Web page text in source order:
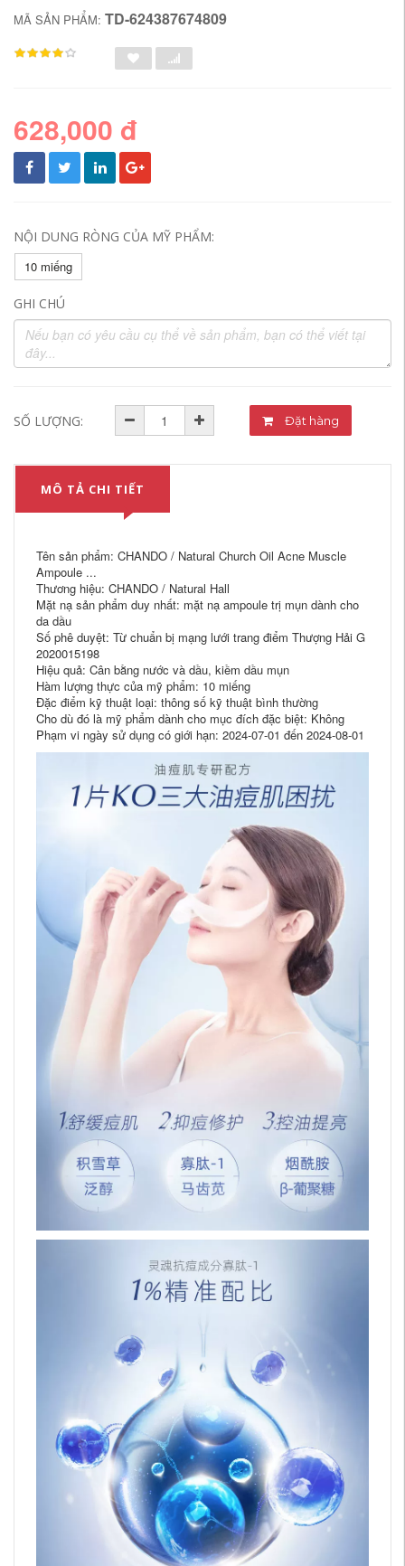
MÃ SẢN PHẨM: TD-624387674809
628,000 đ
NỘI DUNG RÒNG CỦA MỸ PHẨM:
10 miếng
GHI CHÚ
SỐ LƯỢNG: Đặt hàng
MÔ TẢ CHI TIẾT
Tên sản phẩm: CHANDO / Natural Church Oil Acne Muscle
Ampoule ...
Thương hiệu: CHANDO / Natural Hall
Mặt nạ sản phẩm duy nhất: mặt nạ ampoule trị mụn dành cho
da dầu
Số phê duyệt: Từ chuẩn bị mạng lưới trang điểm Thượng Hải G
2020015198
Hiệu quả: Cân bằng nước và dầu, kiềm dầu mụn
Hàm lượng thực của mỹ phẩm: 10 miếng
Đặc điểm kỹ thuật loại: thông số kỹ thuật bình thường
Cho dù đó là mỹ phẩm dành cho mục đích đặc biệt: Không
Phạm vi ngày sử dụng có giới hạn: 2024-07-01 đến 2024-08-01